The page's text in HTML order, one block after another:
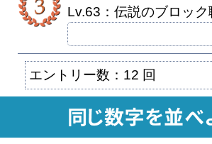
Lv.63：伝説のブロック
エントリー数：12 回